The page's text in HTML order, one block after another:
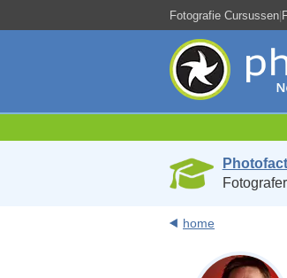
Fotografie Cursussen|
home